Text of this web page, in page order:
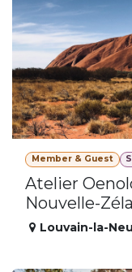
Member & Guest
Atelier
Nouvelle-
Louvain-la-